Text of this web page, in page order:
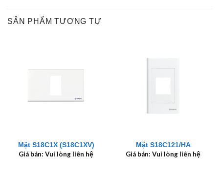
SẢN PHẨM TƯƠNG TỰ
Mặt S18C1X (S18C1XV)
Giá bán: Vui lòng liên hệ
Mặt S18C121/HA
Giá bán: Vui lòng liên hệ